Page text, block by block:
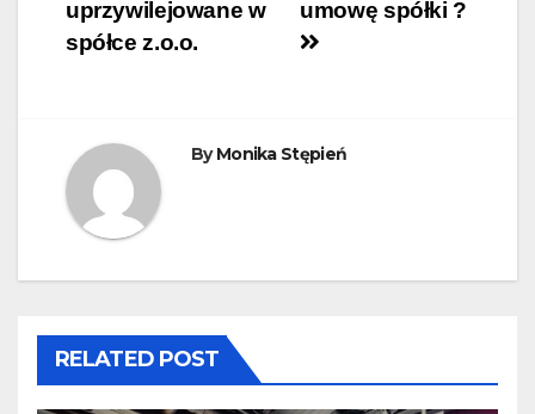
wpisu
umowę spółki ?
uprzywilejowane w
spółce z.o.o.
ByMonika Stępień
RELATED POST